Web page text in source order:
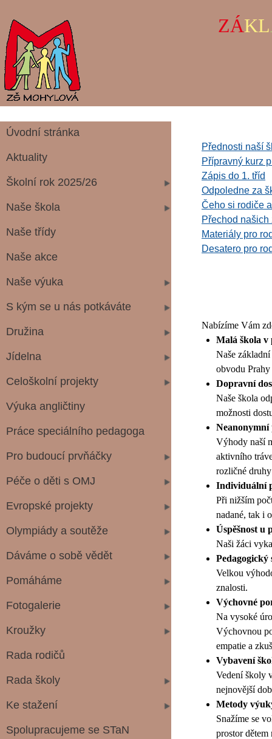
ZÁKL
Úvodní stránka
Aktuality
Školní rok 2025/26
Naše škola
Naše třídy
Naše akce
Naše výuka
S kým se u nás potkáváte
Družina
Jídelna
Celoškolní projekty
Výuka angličtiny
Práce speciálního pedagoga
Pro budoucí prvňáčky
Péče o děti s OMJ
Evropské projekty
Olympiády a soutěže
Dáváme o sobě vědět
Pomáháme
Fotogalerie
Kroužky
Rada rodičů
Rada školy
Ke stažení
Spolupracujeme se STaN
Přednosti naší
Přípravný kurz
Zápis do 1. tříd
Odpoledne za
Čeho si rodiče
Přechod
Materiály pro
Desatero pro
Nabízíme Vám
Malá škola
Naše
obvodu
Dopravní
Naše škola
možnosti
Neanonymní
Výhody naší
aktivního
rozličné
Individuální
Při nižším
nadané, tak i
Úspěšnost u
Naši žáci
Pedagogický
Velkou
znalosti.
Výchovné
Na vysoké
Výchovnou
empatie a
Vybavení
Vedení školy
nejnovější
Metody
Snažíme se
prostor